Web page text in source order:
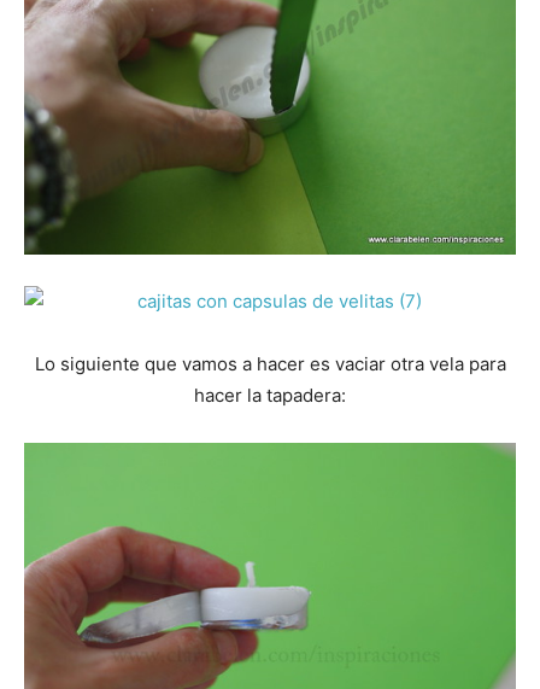
Lo siguiente que vamos a hacer es vaciar otra vela para
hacer la tapadera: